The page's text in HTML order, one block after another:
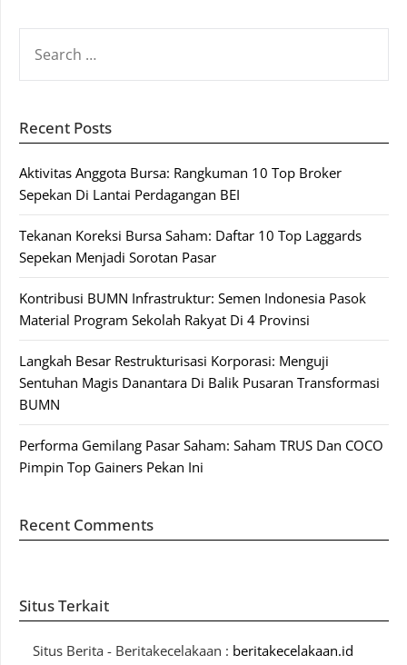
FOR:
Recent Posts
Aktivitas Anggota Bursa: Rangkuman 10 Top Broker
Sepekan Di Lantai Perdagangan BEI
Tekanan Koreksi Bursa Saham: Daftar 10 Top Laggards
Sepekan Menjadi Sorotan Pasar
Kontribusi BUMN Infrastruktur: Semen Indonesia Pasok
Material Program Sekolah Rakyat Di 4 Provinsi
Langkah Besar Restrukturisasi Korporasi: Menguji
Sentuhan Magis Danantara Di Balik Pusaran Transformasi
BUMN
Performa Gemilang Pasar Saham: Saham TRUS Dan COCO
Pimpin Top Gainers Pekan Ini
Recent Comments
Situs Terkait
Situs Berita - Beritakecelakaan : beritakecelakaan.id